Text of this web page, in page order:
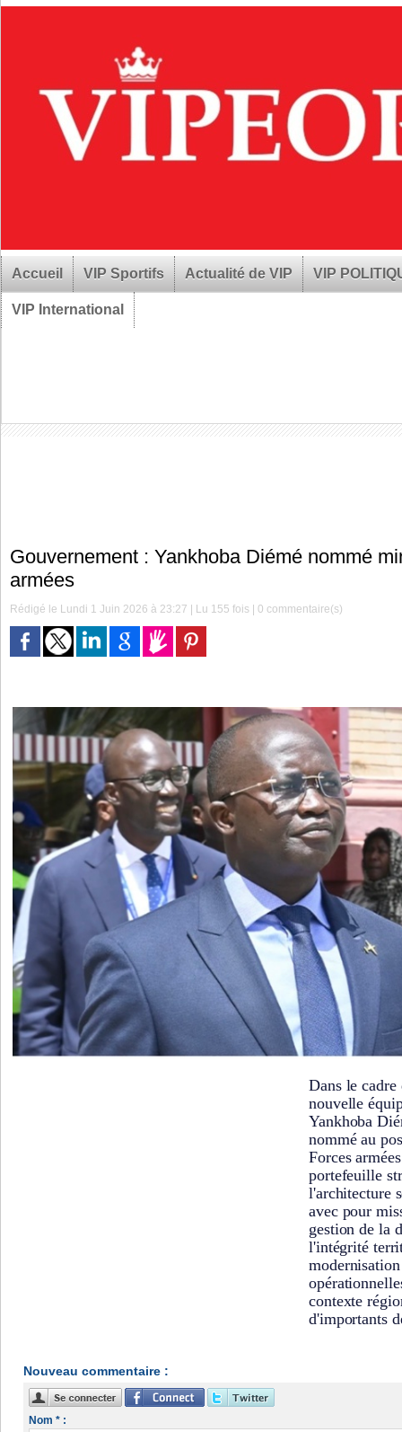
Accueil VIP Sportifs Actualité de VIP VIP
VIP International
Gouvernement : Yankhoba Diémé nommé
armées
Rédigé le Lundi 1 Juin 2026 à 23:27 | Lu 155 fois |0 commentaire(s)
Dans le
nouvelle
Yankhoba
nommé au
Forces
portefeuille
l'architecture
avec pour
gestion de la
l'intégrité
contexte
d'importants
Nouveau commentaire :
Nom * :